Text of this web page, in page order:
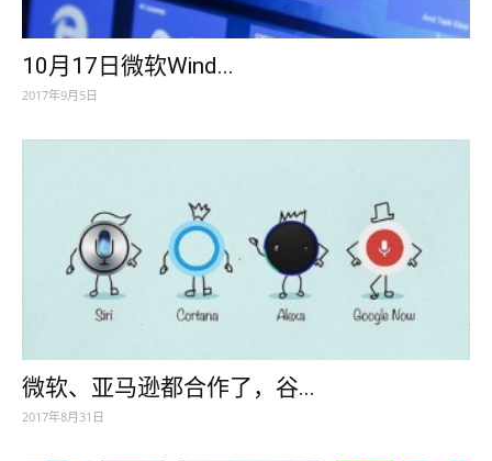
10月17日微软Wind...
2017年9月5日
微软、亚马逊都合作了，谷...
2017年8月31日